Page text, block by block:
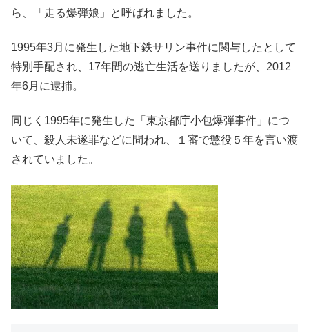
ら、「走る爆弾娘」と呼ばれました。
1995年3月に発生した地下鉄サリン事件に関与したとして
特別手配され、17年間の逃亡生活を送りましたが、2012
年6月に逮捕。
同じく1995年に発生した「東京都庁小包爆弾事件」につ
いて、殺人未遂罪などに問われ、１審で懲役５年を言い渡
されていました。